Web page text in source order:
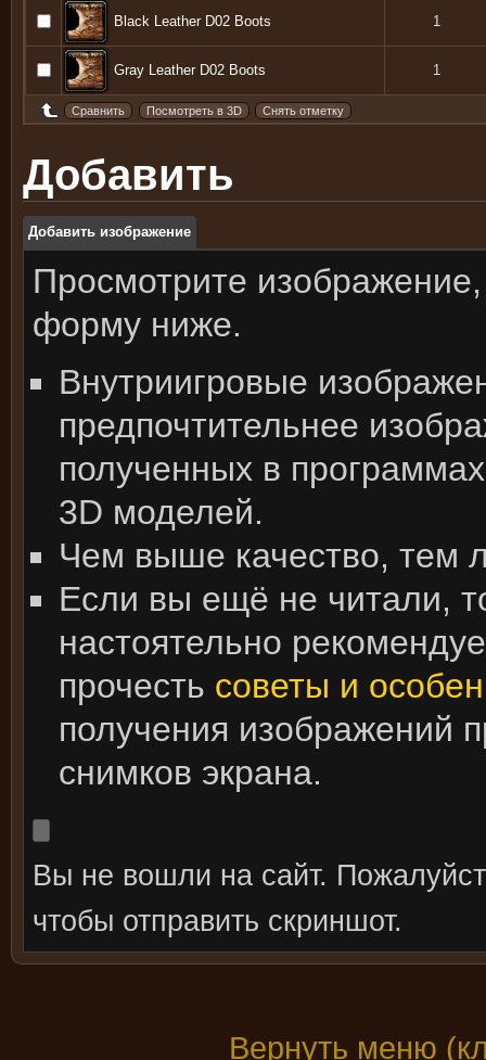
Black Leather D02 Boots 1
Gray Leather D02 Boots 1
Добавить
Добавить изображение
Просмотрите изображение,
форму ниже.
Внутриигровые
предпочтительнее
полученных в
3D моделей.
Чем выше качество, тем
Если вы ещё не читали,
настоятельно
прочесть советы и
получения изображений
снимков экрана.
Вы не вошли на сайт.
чтобы отправить скриншот.
Вернуть меню